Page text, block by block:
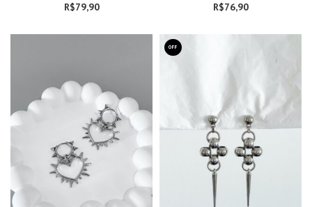
R$79,90 R$76,90
OFF